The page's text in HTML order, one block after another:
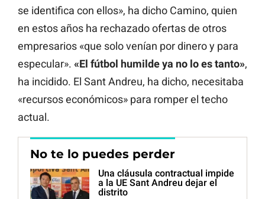
se identifica con ellos», ha dicho Camino, quien
en estos años ha rechazado ofertas de otros
empresarios «que solo venían por dinero y para
especular». «El fútbol humilde ya no lo es tanto»,
ha incidido. El Sant Andreu, ha dicho, necesitaba
«recursos económicos» para romper el techo
actual.
No te lo puedes perder
Una cláusula contractual impide
a la UE Sant Andreu dejar el
distrito